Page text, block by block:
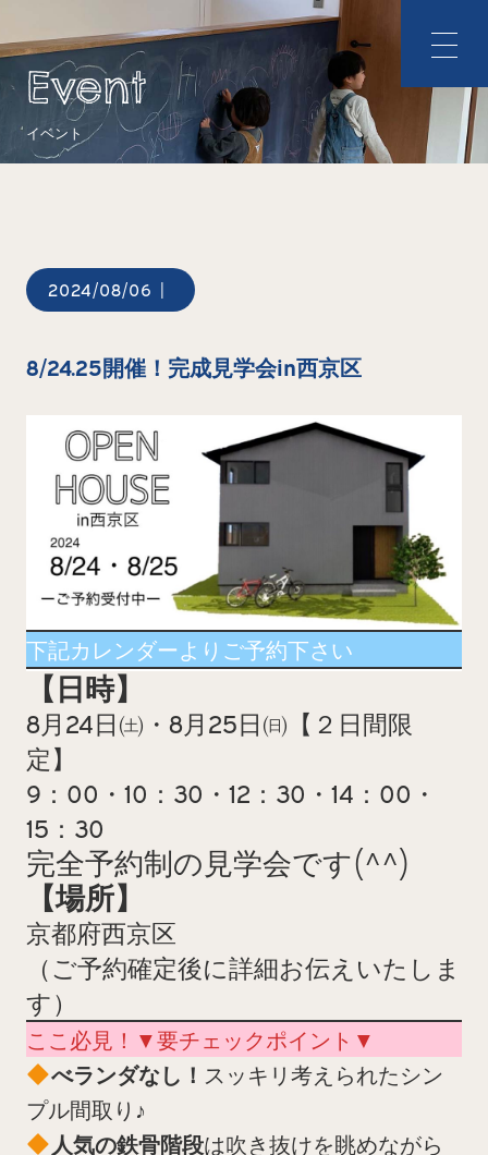
Event
イベント
2024/08/06
8/24.25開催！完成見学会in西京区
下記カレンダーよりご予約下さい
【日時】
8月24日㈯・8月25日㈰【２日間限
定】
9：00・10：30・12：30・14：00・
15：30
完全予約制の見学会です(^^)
【場所】
京都府西京区
（ご予約確定後に詳細お伝えいたしま
す）
ここ必見！▼要チェックポイント▼
べランダなし！ スッキリ考えられたシン
プル間取り♪
人気の鉄骨階段は吹き抜けを眺めながら